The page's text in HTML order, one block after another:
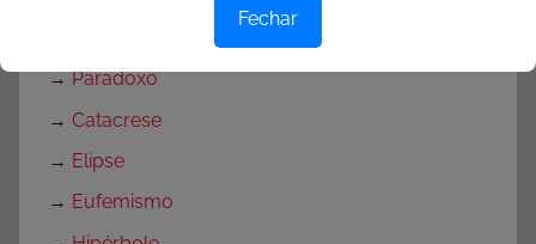
→Paradoxo
→ Catacrese
→ Elipse
→ Eufemismo
Fechar